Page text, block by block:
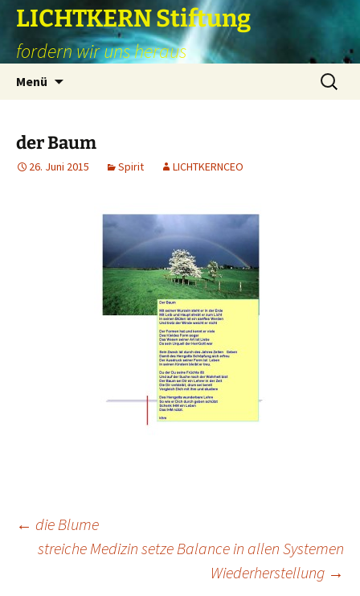
Zum
Inhalt
springen
LICHTKERN Stiftung
fordern wir uns heraus
Menü
Suchen
nach:
der Baum
26. Juni 2015 Spirit LICHTKERNCEO
Beitragsnavigation
← die Blume
streiche Medizin setze Balance in allen Systemen
Wiederherstellung →